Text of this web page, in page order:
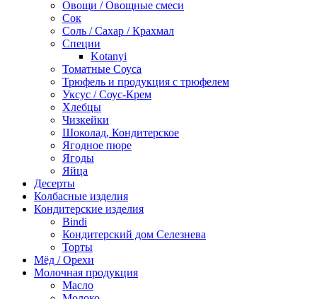
Овощи / Овощные смеси
Сок
Соль / Сахар / Крахмал
Специи
Kotanyi
Томатные Соуса
Трюфель и продукция с трюфелем
Уксус / Соус-Крем
Хлебцы
Чизкейки
Шоколад, Кондитерское
Ягодное пюре
Ягоды
Яйца
Десерты
Колбасные изделия
Кондитерские изделия
Bindi
Кондитерский дом Селезнева
Торты
Мёд / Орехи
Молочная продукция
Масло